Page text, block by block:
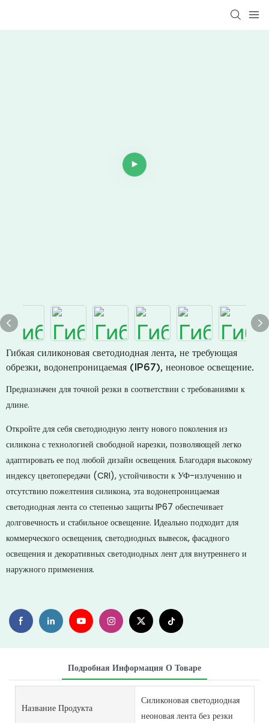
Гибкая силиконовая светодиодная лента, не требующая
обрезки, водонепроницаемая (IP67), неоновое освещение.
Предназначен для точной резки в соответствии с требованиями к
длине.
Откройте для себя светодиодную ленту нового поколения из
силикона с технологией свободной нарезки, позволяющей легко
адаптировать ее под любой дизайн освещения. Благодаря высокому
индексу цветопередачи (CRI), устойчивости к УФ-излучению и
отсутствию пожелтения силикона, эта водонепроницаемая
светодиодная лента со степенью защиты IP67 обеспечивает
долговечность и стабильное освещение. Идеально подходит для
коммерческого освещения, светодиодных вывесок, фасадного
освещения и декоративных светодиодных лент для внутреннего и
наружного применения.
Подробная Информация О Товаре
Название Продукта
Силиконовая светодиодная
неоновая лента без резки